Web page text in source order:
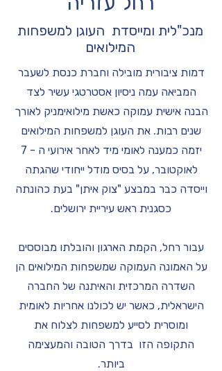
מנכ"לית ומייסדת העוגן למשפחות
המילואים
דמות ציבורית מובילה וחברת כנסת לשעבר
המביאה עמה ניסיון אסטרטגי עשיר לצד
הבנה אישית עמוקה כאשת מילואימניק לאורך
שנים רבות. את העוגן למשפחות המילואים
יזמה כמענה לאומי מיד לאחר אירועי ה - 7
לאוקטובר, על בסיס מודל ייחודי שהגתה
וייסדה כבר במבצע "צוק איתן" בעת כהונתה
כסגנית ראש עיריית ירושלים.
עבור רחל, הקמת הארגון והובלתו מבוססים
על האמונה העמוקה שמשפחות המילואים הן
השדרה המרכזית והאיתנה של החברה
הישראלית, כאשר יש לכולנו אחריות לאומית
ומוסרית לסייע למשפחות לצלוח את
התקופה הזו בדרך הטובה והמעצימה
ביותר.